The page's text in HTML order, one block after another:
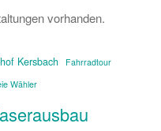
vorhanden.
Kersbach Fahrradtour
Wähler